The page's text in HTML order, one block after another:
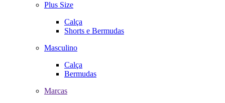
Plus Size
Calça
Shorts e Bermudas
Masculino
Calça
Bermudas
Marcas